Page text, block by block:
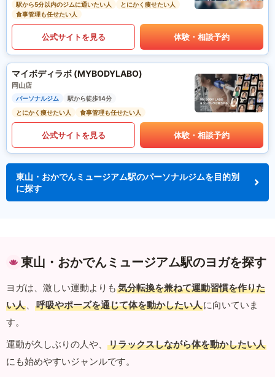
駅から5分以内のジムに通いたい人
とにかく痩せたい人
食事管理も任せたい人
公式サイトを見る 体験・相談予約
マイボディラボ (MYBODYLABO)
岡山店
パーソナルジム
駅から徒歩14分
とにかく痩せたい人
食事管理も任せたい人
公式サイトを見る 体験・相談予約
東山・おかでんミュージアム駅のパーソナルジムを目的別
に探す
東山・おかでんミュージアム駅のヨガを探す
ヨガは、激しい運動よりも 気分転換を兼ねて運動習慣を作りた
い人 、 呼吸やポーズを通じて体を動かしたい人に向いていま
す。
運動が久しぶりの人や、
リラックスしながら体を動かしたい人
にも始めやすいジャンルです。